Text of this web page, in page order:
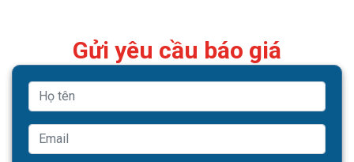
Gửi yêu cầu báo giá